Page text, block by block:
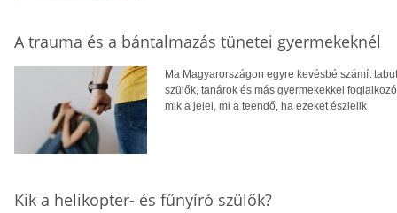
A trauma és a bántalmazás tünetei gyermekeknél
Ma Magyarországon egyre kevésbé számít
szülők, tanárok és más gyermekekkel
mik a jelei, mi a teendő, ha ezeket észlelik
Kik a helikopter- és fűnyíró szülők?